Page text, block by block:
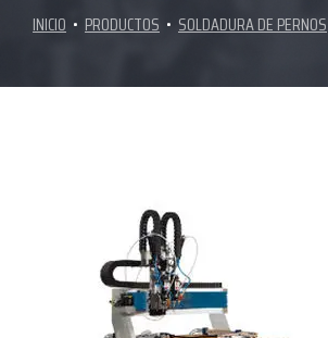
INICIO • PRODUCTOS • SOLDADURA DE PERNOS